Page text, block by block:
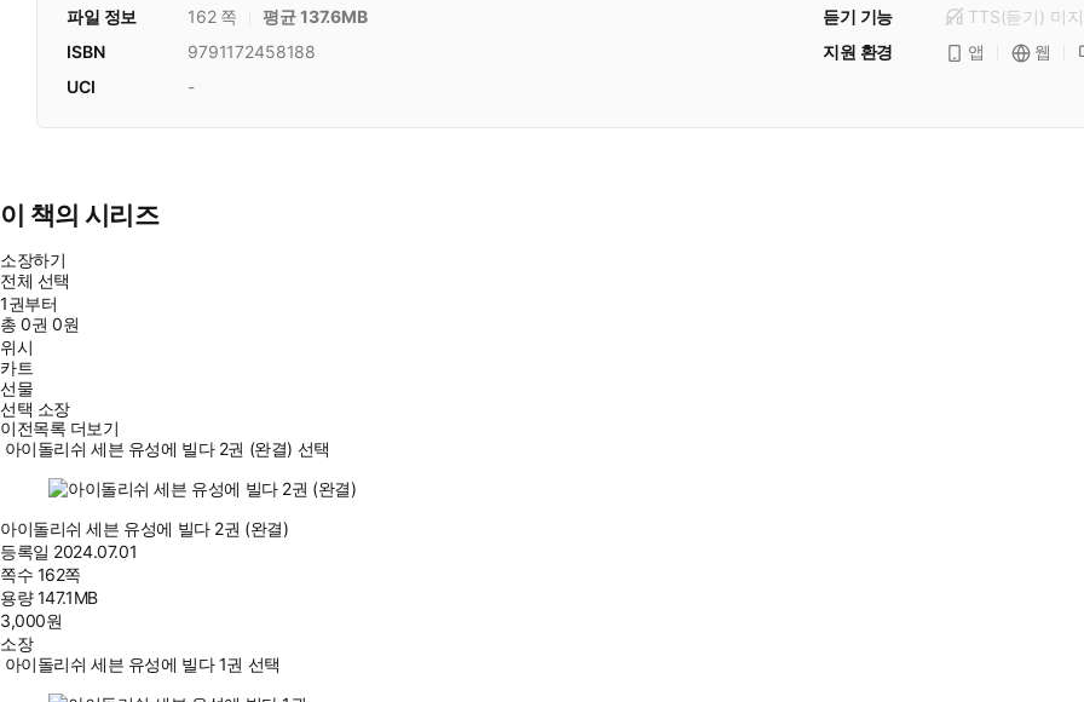
듣기 기능
TTS(듣기) 미
파일 정보 162 쪽
평균 137.6MB
지원 환경
앱 웹
ISBN
9791172458188
UCI
-
이 책의 시리즈
소장하기
전체 선택
1권부터
총0권 0원
위시
카트
선물
선택 소장
이전목록 더보기
아이돌리쉬 세븐 유성에 빌다 2권 (완결) 선택
아이돌리쉬 세븐 유성에 빌다 2권 (완결)
등록일 2024.07.01
쪽수 162쪽
용량147.1MB
3,000원
소장
아이돌리쉬 세븐 유성에 빌다 1권 선택